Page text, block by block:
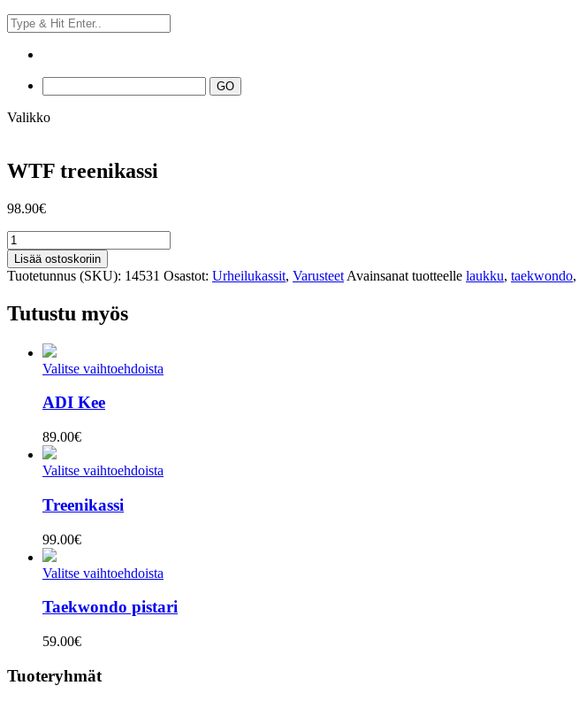
Valikko
WTF treenikassi
98.90€
WTF
treenikassi
määrä
Lisää ostoskoriin
Tuotetunnus (SKU): 14531 Osastot: Urheilukassit, Varusteet Avainsanat tuotteelle laukku, taekwondo,
Tutustu myös
Valitse vaihtoehdoista
ADI Kee
89.00€
Valitse vaihtoehdoista
Treenikassi
99.00€
Valitse vaihtoehdoista
Taekwondo pistari
59.00€
Tuoteryhmät